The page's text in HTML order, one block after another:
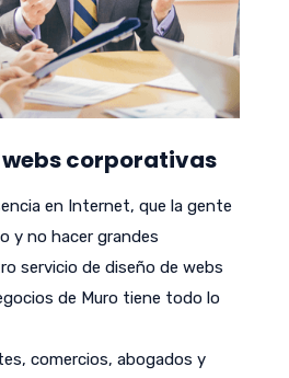
webs corporativas
en Internet, que la gente
y no hacer grandes
servicio de diseño de webs
de Muro tiene todo lo
comercios, abogados y